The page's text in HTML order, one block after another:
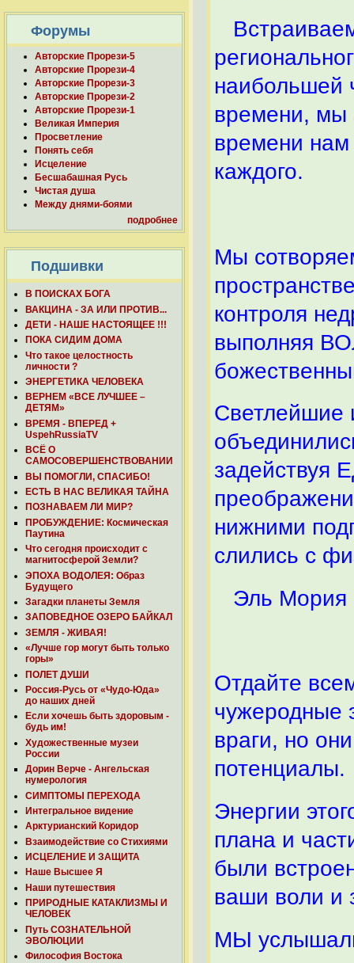
Форумы
Авторские Прорези-5
Авторские Прорези-4
Авторские Прорези-3
Авторские Прорези-2
Авторские Прорези-1
Великая Империя
Просветление
Понять себя
Исцеление
Бесшабашная Русь
Чистая душа
Между днями-боями
подробнее
Подшивки
В ПОИСКАХ БОГА
ВАКЦИНА - ЗА ИЛИ ПРОТИВ...
ДЕТИ - НАШЕ НАСТОЯЩЕЕ !!!
ПОКА СИДИМ ДОМА
Что такое целостность
личности ?
ЭНЕРГЕТИКА ЧЕЛОВЕКА
ВЕРНЕМ «ВСЕ ЛУЧШЕЕ –
ДЕТЯМ»
ВРЕМЯ - ВПЕРЕД +
UspehRussiaTV
ВСЁ О
САМОСОВЕРШЕНСТВОВАНИИ
ВЫ ПОМОГЛИ, СПАСИБО!
ЕСТЬ В НАС ВЕЛИКАЯ ТАЙНА
ПОЗНАВАЕМ ЛИ МИР?
ПРОБУЖДЕНИЕ: Космическая
Паутина
Что сегодня происходит с
магнитосферой Земли?
ЭПОХА ВОДОЛЕЯ: Образ
Будущего
Загадки планеты Земля
ЗАПОВЕДНОЕ ОЗЕРО БАЙКАЛ
ЗЕМЛЯ - ЖИВАЯ!
«Лучше гор могут быть только
горы»
ПОЛЕТ ДУШИ
Россия-Русь от «Чудо-Юда»
до наших дней
Если хочешь быть здоровым -
будь им!
Художественные музеи
России
Дорин Верче - Ангельская
нумерология
СИМПТОМЫ ПЕРЕХОДА
Интегральное видение
Арктурианский Коридор
Взаимодействие со Стихиями
ИСЦЕЛЕНИЕ И ЗАЩИТА
Наше Высшее Я
Наши путешествия
ПРИРОДНЫЕ КАТАКЛИЗМЫ И
ЧЕЛОВЕК
Путь СОЗНАТЕЛЬНОЙ
ЭВОЛЮЦИИ
Философия Востока
наибольшей
времени, мы
времени нам
каждого.
Мы
контроля
выполняя
Светлейшие
нижними
слились с
Эль Мория
Отдайте
чужеродные
враги, но
потенциалы.
Энергии
плана и
были
ваши воли и
МЫ